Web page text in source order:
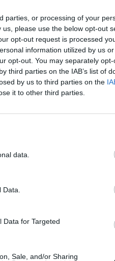
parties, or processing of your
please use the below opt-out
opt-out request is processed
information utilized by us
opt-out. You may separately
third parties on the IAB’s list of
by us to third parties on the
it to other third parties.
data.
Data for Targeted
Sale, and/or Sharing
“El dinero fue una
cosas en el aire,
mi intención era
alejaba del suyo.
Todo tenía que ver
oramos en familia, y
un15% de bono por
vestiría de dorado